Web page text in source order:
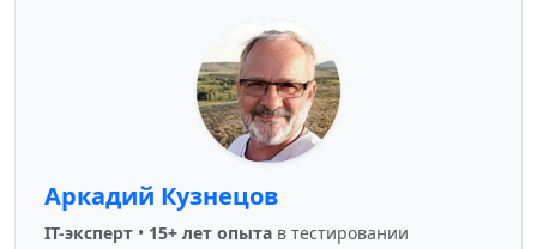
Аркадий Кузнецов
IT-эксперт • 15+ лет опыта в тестировании